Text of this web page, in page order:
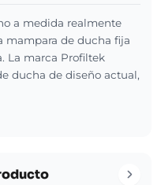
a medida realmente
mampara de ducha fija
La marca Profiltek
ducha de diseño actual,